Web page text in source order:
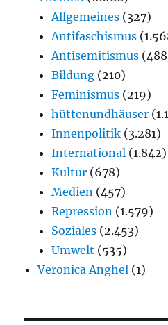
Allgemeines (327)
Antifaschismus
Antisemitismus
Bildung (210)
Feminismus (219)
hüttenundhäuser
Innenpolitik (3.281)
International (1.842)
Kultur (678)
Medien (457)
Repression (1.579)
Soziales (2.453)
Umwelt (535)
Veronica Anghel (1)